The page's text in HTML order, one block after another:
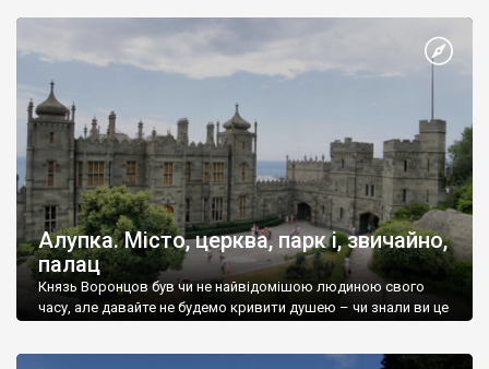
Алупка. Місто, церква, парк і, звичайно,
палац
Князь Воронцов був чи не найвідомішою людиною свого
часу, але давайте не будемо кривити душею – чи знали ви це